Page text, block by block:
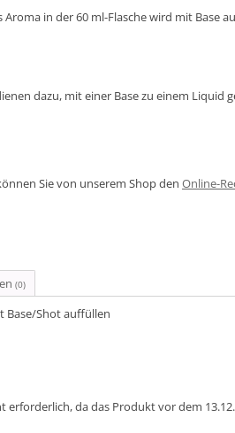
Aroma in der 60 ml-Flasche wird mit Base
dazu, mit einer Base zu einem Liquid
Sie von unserem Shop den Online-
(0)
Base/Shot auffüllen
erforderlich, da das Produkt vor dem